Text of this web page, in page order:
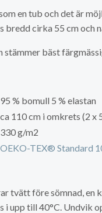
en tub och det är
bredd cirka 55 cm och
stämmer bäst
95 % bomull 5 % elastan
ca 110 cm i omkrets (2 x
330 g/m2
OEKO-TEX® Standard
tvätt före sömnad, en
i upp till 40°C. Undvik